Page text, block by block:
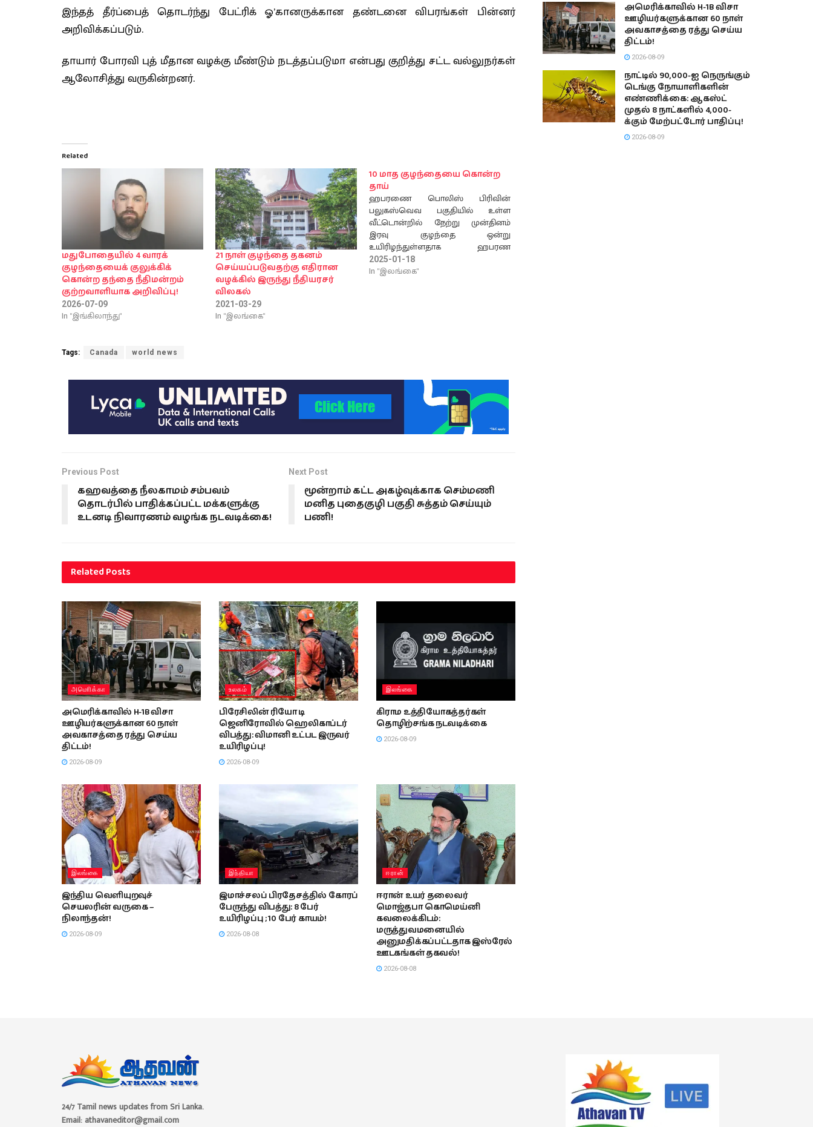
இந்தத் தீர்ப்பைத் தொடர்ந்து பேட்ரிக் ஓ’கானருக்கான தண்டனை விபரங்கள் பின்னர்
அறிவிக்கப்படும்.
தாயார் போரவி புத் மீதான வழக்கு மீண்டும் நடத்தப்படுமா என்பது குறித்து சட்ட வல்லுநர்கள்
ஆலோசித்து வருகின்றனர்.
Related
மதுபோதையில் 4 வாரக்
குழந்தையைக் குலுக்கிக்
கொன்ற தந்தை நீதிமன்றம்
குற்றவாளியாக அறிவிப்பு!
2026-07-09
In "இங்கிலாந்து"
21 நாள் குழந்தை தகனம்
செய்யப்படுவதற்கு எதிரான
வழக்கில் இருந்து நீதியரசர்
விலகல்
2021-03-29
In "இலங்கை"
10 மாத குழந்தையை கொன்ற
தாய்
ஹபரணை பொலிஸ் பிரிவின்
பலுகஸ்வெவ பகுதியில் உள்ள
வீட்டொன்றில் நேற்று முன்தினம்
இரவு குழந்தை ஒன்று
உயிரிழந்துள்ளதாக ஹபரண
பொலிஸ் நிலையத்திற்கு நேற்று (17)
அறிவிக்கப்பட்டுள்ளது. புலனகம,
செய்யப்பட்டுள்ளார். சம்பவ
தினத்தன்று குழந்தையின்…
2025-01-18
In "இலங்கை"
Tags: Canada world news
Previous Post
கஹவத்தை நீலகாமம் சம்பவம்
தொடர்பில் பாதிக்கப்பட்ட மக்களுக்கு
உடனடி நிவாரணம் வழங்க நடவடிக்கை!
Next Post
மூன்றாம் கட்ட அகழ்வுக்காக செம்மணி
மனித புதைகுழி பகுதி சுத்தம் செய்யும்
பணி!
RelatedPosts
அமொிக்கா
அமெரிக்காவில் H-1B விசா
ஊழியர்களுக்கான 60 நாள்
அவகாசத்தை ரத்து செய்ய
திட்டம்!
2026-08-09
உலகம்
பிரேசிலின் ரியோ டி
ஜெனிரோவில் ஹெலிகாப்டர்
விபத்து: விமானி உட்பட இருவர்
உயிரிழப்பு!
2026-08-09
இலங்கை
கிராம உத்தியோகத்தர்கள்
தொழிற்சங்க நடவடிக்கை
2026-08-09
இலங்கை
இந்திய வெளியுறவுச்
செயலரின் வருகை –
நிலாந்தன்!
2026-08-09
இந்தியா
இமாச்சலப் பிரதேசத்தில் கோரப்
பேருந்து விபத்து: 8 பேர்
உயிரிழப்பு ; 10 பேர் காயம்!
2026-08-08
ஈரான்
ஈரான் உயர் தலைவர்
மொஜ்தபா கொமெய்னி
கவலைக்கிடம்:
மருத்துவமனையில்
அனுமதிக்கப்பட்டதாக இஸ்ரேல்
ஊடகங்கள் தகவல்!
2026-08-08
அமெரிக்காவில் H-1B விசா
ஊழியர்களுக்கான 60 நாள்
அவகாசத்தை ரத்து செய்ய
திட்டம்!
2026-08-09
நாட்டில் 90,000-ஐ நெருங்கும்
டெங்கு நோயாளிகளின்
எண்ணிக்கை: ஆகஸ்ட்
முதல் 8 நாட்களில் 4,000-
க்கும் மேற்பட்டோர் பாதிப்பு!
2026-08-09
24/7 Tamil news updates from Sri Lanka.
Email: athavaneditor@gmail.com